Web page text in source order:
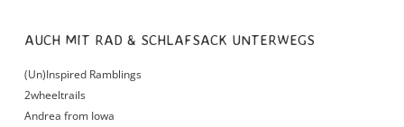
AUCH MIT RAD & SCHLAFSACK UNTERWEGS
(Un)Inspired Ramblings
2wheeltrails
Andrea from Iowa